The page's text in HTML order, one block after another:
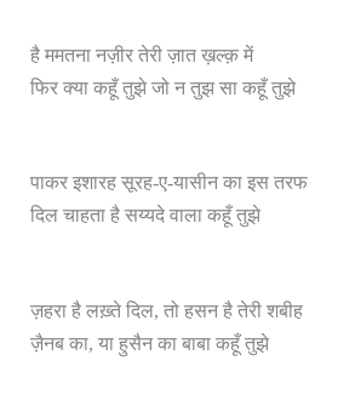
है ममतना नज़ीर तेरी ज़ात ख़ल्क़ में
फिर क्या कहूँ तुझे जो न तुझ सा कहूँ तुझे
पाकर इशारह सूरह-ए-यासीन का इस तरफ
दिल चाहता है सय्यदे वाला कहूँ तुझे
ज़हरा है लख़्ते दिल, तो हसन है तेरी शबीह
ज़ैनब का, या हुसैन का बाबा कहूँ तुझे